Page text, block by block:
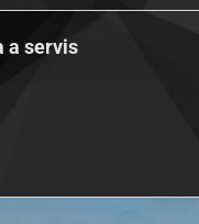
a servis